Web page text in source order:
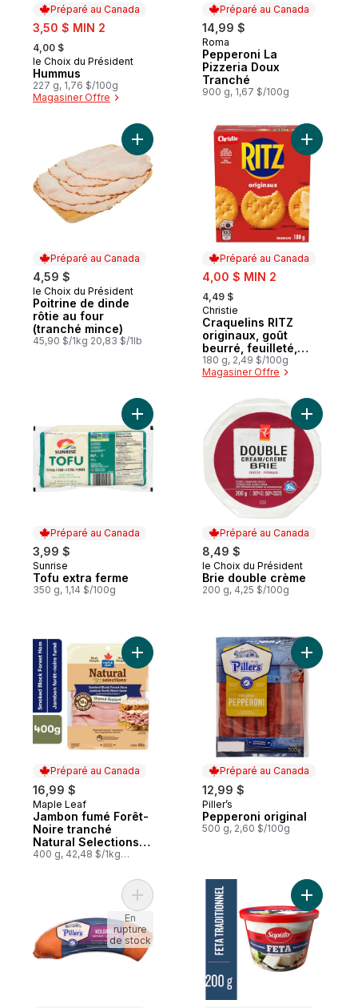
Préparé au Canada
sale:
3,50 $ MIN 2
, formerly:
4,00 $
Préparé au Canada
le Choix du Président
Hummus
227 g, 1,76 $/100g
Magasiner Offre
Préparé au Canada
14,99 $
Préparé au Canada
Roma
Pepperoni La
Pizzeria Doux
Tranché
900 g, 1,67 $/100g
Préparé au Canada
4,59 $
Préparé au Canada
le Choix du Président
Poitrine de dinde
rôtie au four
(tranché mince)
45,90 $/1kg 20,83 $/1lb
Ajouter Poitrine de dinde rôtie au four
Préparé au Canada
sale:
4,00 $ MIN 2
, formerly:
4,49 $
Préparé au Canada
Christie
Craquelins RITZ
originaux, goût
beurré, feuilleté,
craquelin fondant en
bouche
180 g, 2,49 $/100g
Magasiner Offre
Ajouter
Préparé au Canada
3,99 $
Préparé au Canada
Sunrise
Tofu extra ferme
350 g, 1,14 $/100g
Ajouter Tofu extra ferme au panier
Préparé au Canada
8,49 $
Préparé au Canada
le Choix du Président
Brie double crème
200 g, 4,25 $/100g
Ajouter
Préparé au Canada
16,99 $
Préparé au Canada
Maple Leaf
Jambon fumé Forêt-
Noire tranché
Natural Selections
Format familial
400 g, 42,48 $/1kg
Ajouter Jambon fumé Forêt-Noire
Préparé au Canada
12,99 $
Préparé au Canada
Piller’s
Pepperoni original
500 g, 2,60 $/100g
Ajouter
Ajouter Saucisson kolbassa au panier
En
rupture
de stock
Ajouter